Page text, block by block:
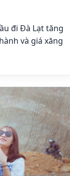
đi Đà Lạt tăng
và giá xăng